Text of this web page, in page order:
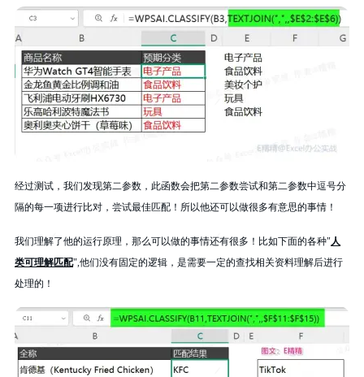
经过测试，我们发现第二参数，此函数会把第二参数尝试和第二参数中逗号分
隔的每一项进行比对，尝试最佳匹配！所以他还可以做很多有意思的事情！
我们理解了他的运行原理，那么可以做的事情还有很多！比如下面的各种"人
类可理解匹配",他们没有固定的逻辑，是需要一定的查找相关资料理解后进行
处理的！